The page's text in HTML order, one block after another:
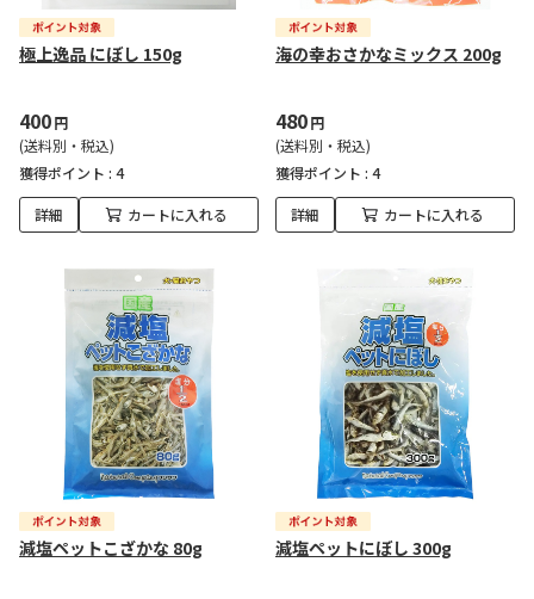
極上逸品 にぼし 150g
400円
(送料別・税込)
獲得ポイント : 4
詳細 カートに入れる
海の幸おさかなミックス 200g
480円
(送料別・税込)
獲得ポイント : 4
詳細 カートに入れる
減塩ペットこざかな 80g 減塩ペットにぼし 300g